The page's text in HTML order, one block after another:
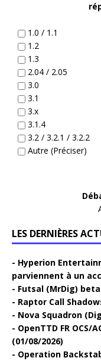
1.0 / 1.1
1.2
1.3
2.04 / 2.05
3.0
3.1
3.x
3.1.4
3.2 / 3.2.1 / 3.2.2
Autre (Préciser)
LES DERNIÈRES
Hyperion
parviennent à un
Futsal (MrDig) beta
Raptor Call
Nova Squadron
OpenTTD FR OCS/
(01/08/2026)
Operation